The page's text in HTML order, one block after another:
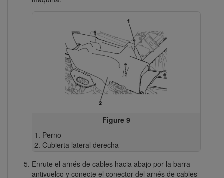
Figure 9
Perno
Cubierta lateral derecha
Enrute el arnés de cables hacia abajo por la barra
antivuelco y conecte el conector del arnés de cables